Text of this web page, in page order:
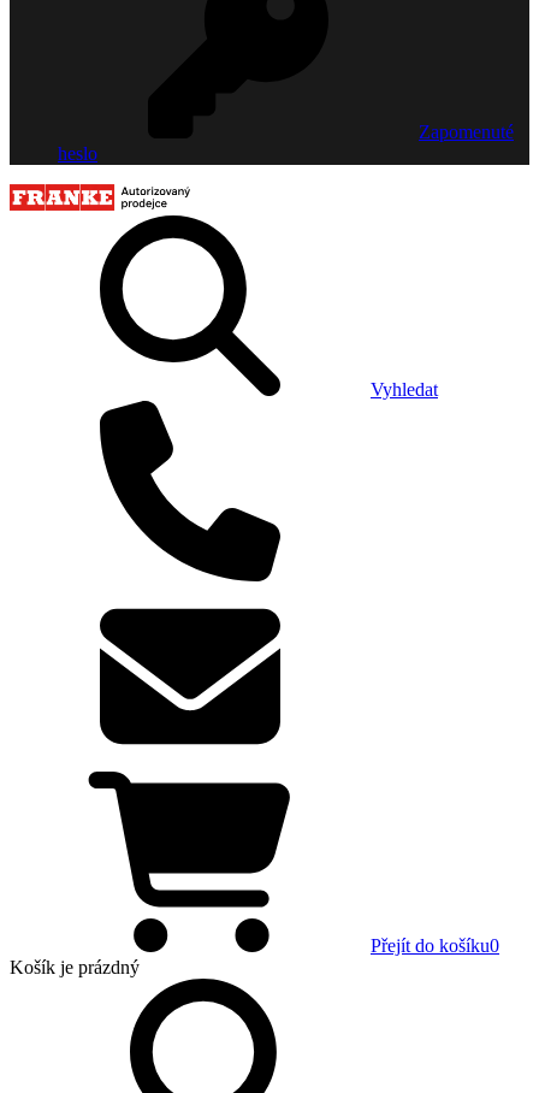
Zapomenuté
heslo
Vyhledat
Přejít do košíku0
Košík je prázdný